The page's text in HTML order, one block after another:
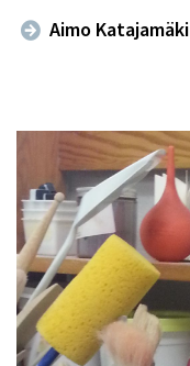
Aimo Katajamäki